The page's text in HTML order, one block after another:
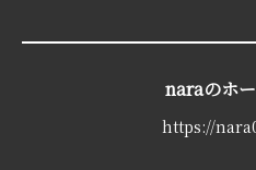
naraのホ
https://